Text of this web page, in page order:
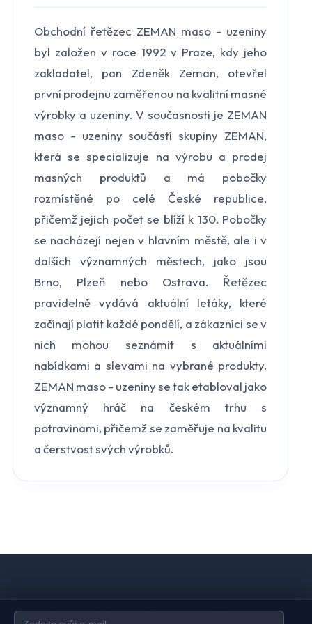
Obchodní řetězec ZEMAN maso - uzeniny
byl založen v roce 1992 v Praze, kdy jeho
zakladatel, pan Zdeněk Zeman, otevřel
první prodejnu zaměřenou na kvalitní masné
výrobky a uzeniny. V současnosti je ZEMAN
maso - uzeniny součástí skupiny ZEMAN,
která se specializuje na výrobu a prodej
masných produktů a má pobočky
rozmístěné po celé České republice,
přičemž jejich počet se blíží k 130. Pobočky
se nacházejí nejen v hlavním městě, ale i v
dalších významných městech, jako jsou
Brno, Plzeň nebo Ostrava. Řetězec
pravidelně vydává aktuální letáky, které
začínají platit každé pondělí, a zákazníci se v
nich mohou seznámit s aktuálními
nabídkami a slevami na vybrané produkty.
ZEMAN maso - uzeniny se tak etabloval jako
významný hráč na českém trhu s
potravinami, přičemž se zaměřuje na kvalitu
a čerstvost svých výrobků.
DomůOchrana údajůKontaktSpravovat odběr newsletteru
Makro Norma
Další obchody podle kategorií
Bydlení, zahrada
Drogerie, kosmetika
Elektro
Nábytek
Oblečení
Obuv
Sport
Pro děti, hračky
Lékárny
Auto moto
Ostatní supermarkety
Přihlásit k odběru